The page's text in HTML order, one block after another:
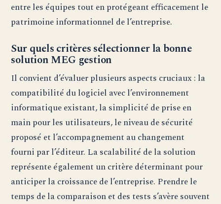
entre les équipes tout en protégeant efficacement le
patrimoine informationnel de l’entreprise.
Sur quels critères sélectionner la bonne
solution MEG gestion
Il convient d’évaluer plusieurs aspects cruciaux : la
compatibilité du logiciel avec l’environnement
informatique existant, la simplicité de prise en
main pour les utilisateurs, le niveau de sécurité
proposé et l’accompagnement au changement
fourni par l’éditeur. La scalabilité de la solution
représente également un critère déterminant pour
anticiper la croissance de l’entreprise. Prendre le
temps de la comparaison et des tests s’avère souvent